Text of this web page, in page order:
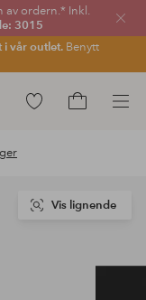
av ordern.* Inkl.
3015
i vår outlet. Benytt
Lukk
Gå
Vis lignende